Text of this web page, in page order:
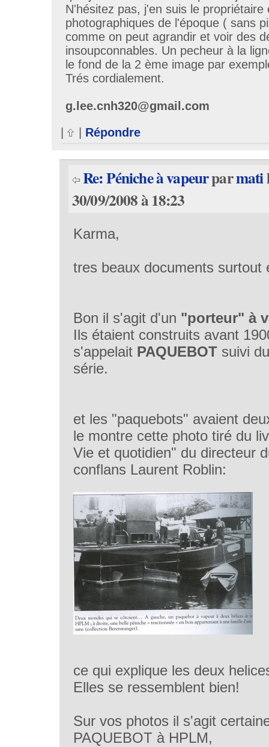
N'hésitez pas, j'en suis le
photographiques de l'époque ( sans
comme on peut agrandir et voir des
insoupconnables. Un pecheur à la
le fond de la 2 ème image par
Trés cordialement.
g.lee.cnh320@gmail.com
| Répondre
Re: Péniche à vapeurparmati
30/09/2008 à 18:23
Karma,
tres beaux documents surtout
Bon il s'agit d'un "porteur" à
Ils étaient construits avant
s'appelait PAQUEBOT suivi
série.
et les "paquebots" avaient
le montre cette photo tiré du
Vie et quotidien" du directeur
conflans Laurent Roblin:
ce qui explique les deux
Elles se ressemblent bien!
Sur vos photos il s'agit
PAQUEBOT à HPLM,